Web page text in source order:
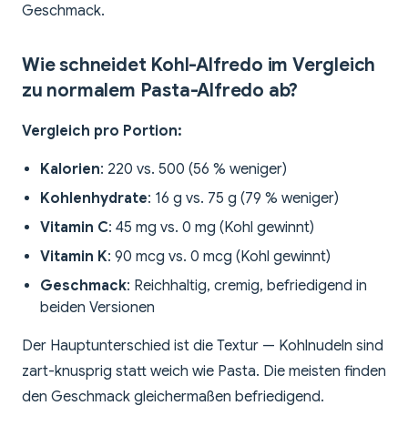
Geschmack.
Wie schneidet Kohl-Alfredo im Vergleich
zu normalem Pasta-Alfredo ab?
Vergleich pro Portion:
Kalorien: 220 vs. 500 (56 % weniger)
Kohlenhydrate: 16 g vs. 75 g (79 % weniger)
Vitamin C: 45 mg vs. 0 mg (Kohl gewinnt)
Vitamin K: 90 mcg vs. 0 mcg (Kohl gewinnt)
Geschmack: Reichhaltig, cremig, befriedigend in
beiden Versionen
Der Hauptunterschied ist die Textur — Kohlnudeln sind
zart-knusprig statt weich wie Pasta. Die meisten finden
den Geschmack gleichermaßen befriedigend.